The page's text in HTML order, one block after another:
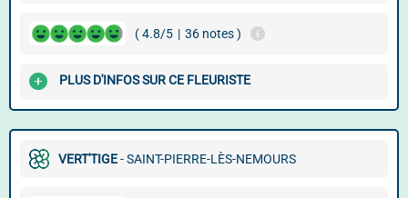
( 4.8/5 | 36 notes )
PLUS D'INFOS SUR CE FLEURISTE
VERT'TIGE- SAINT-PIERRE-LÈS-NEMOURS